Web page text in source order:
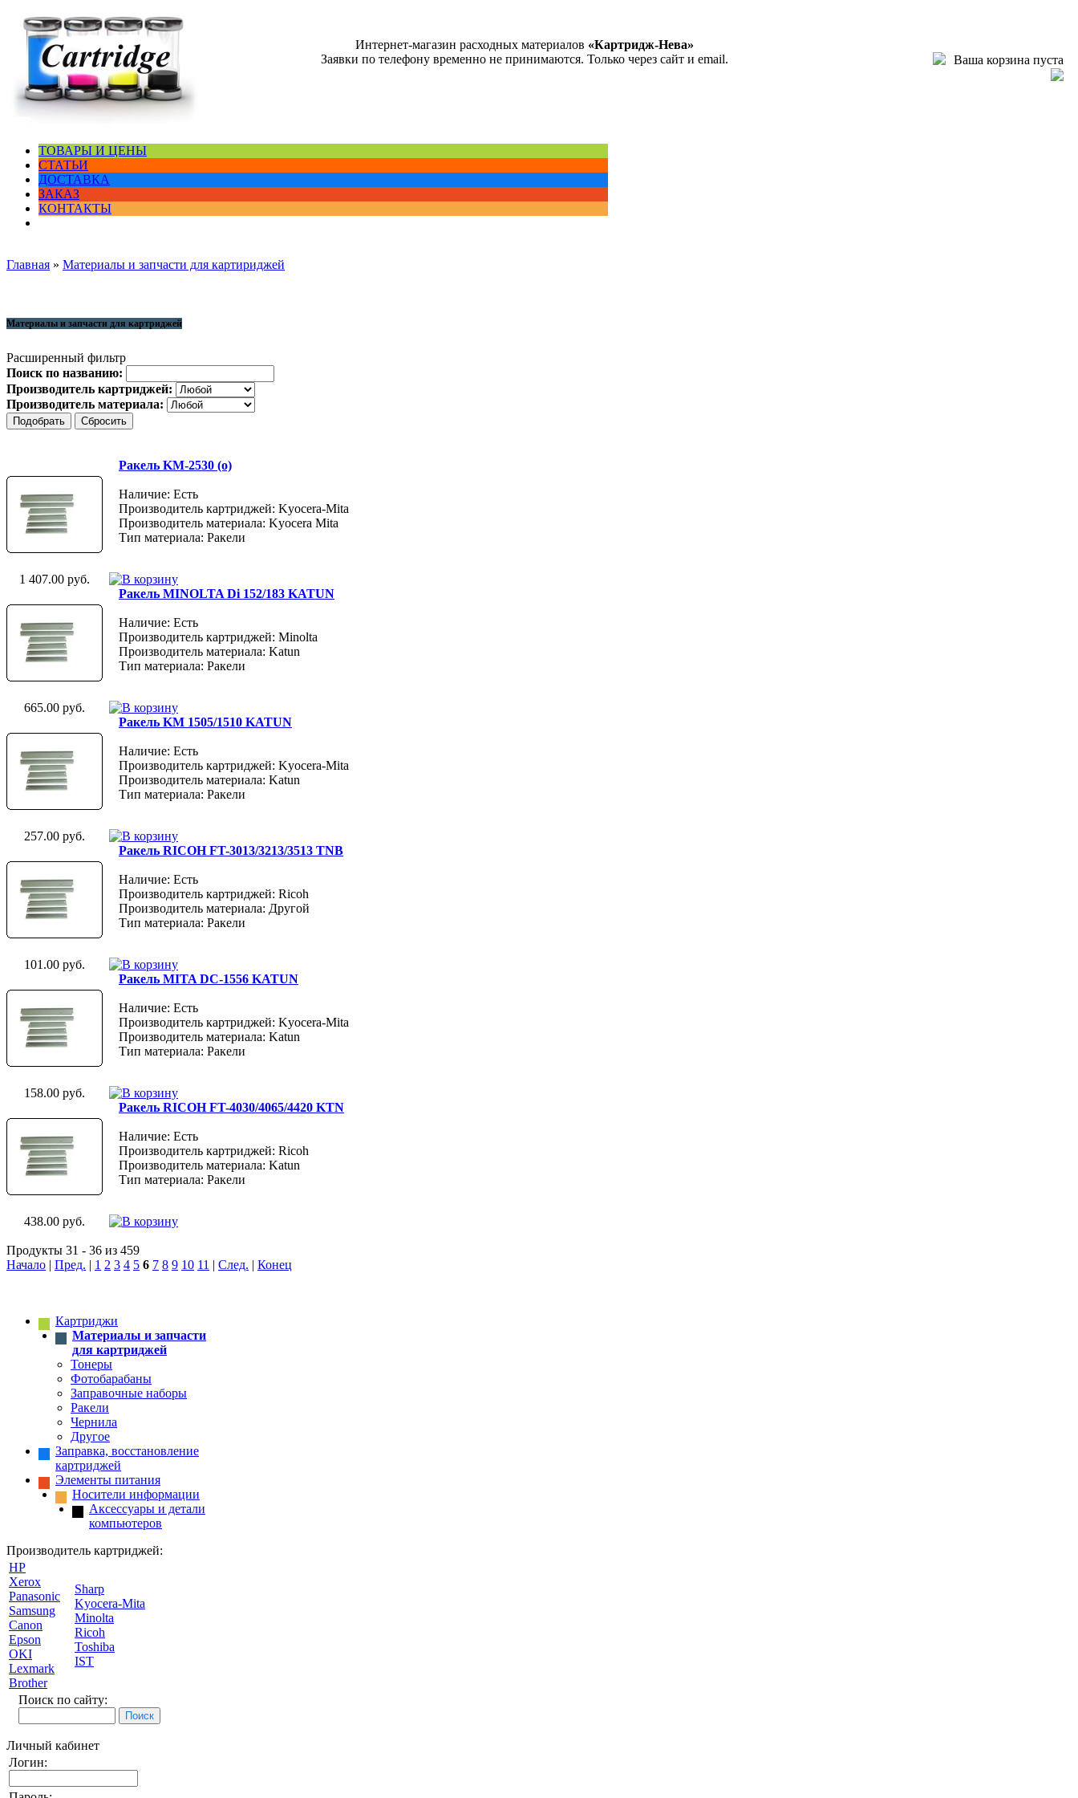
Интернет-магазин расходных материалов «Картридж-Нева»
Заявки по телефону временно не принимаются. Только через сайт и email.
Ваша корзина пуста
ТОВАРЫ И ЦЕНЫ
СТАТЬИ
ДОСТАВКА
ЗАКАЗ
КОНТАКТЫ
Главная » Материалы и запчасти для картириджей
Материалы и запчасти для картриджей
Расширенный фильтр
Поиск по названию:
Производитель картриджей:
Производитель материала:
Ракель KM-2530 (о)
Наличие: Есть
Производитель картриджей: Kyocera-Mita
Производитель материала: Kyocera Mita
Тип материала: Ракели
1 407.00 руб.
Ракель MINOLTA Di 152/183 KATUN
Наличие: Есть
Производитель картриджей: Minolta
Производитель материала: Katun
Тип материала: Ракели
665.00 руб.
Ракель KM 1505/1510 KATUN
Наличие: Есть
Производитель картриджей: Kyocera-Mita
Производитель материала: Katun
Тип материала: Ракели
257.00 руб.
Ракель RICOH FT-3013/3213/3513 TNB
Наличие: Есть
Производитель картриджей: Ricoh
Производитель материала: Другой
Тип материала: Ракели
101.00 руб.
Ракель MITA DC-1556 KATUN
Наличие: Есть
Производитель картриджей: Kyocera-Mita
Производитель материала: Katun
Тип материала: Ракели
158.00 руб.
Ракель RICOH FT-4030/4065/4420 KTN
Наличие: Есть
Производитель картриджей: Ricoh
Производитель материала: Katun
Тип материала: Ракели
438.00 руб.
Продукты 31 - 36 из 459
Начало | Пред. | 1 2 3 4 5 6 7 8 9 10 11 | След. | Конец
Картриджи
Материалы и запчасти
для картриджей
Тонеры
Фотобарабаны
Заправочные наборы
Ракели
Чернила
Другое
Заправка, восстановление
картриджей
Элементы питания
Носители информации
Аксессуары и детали
компьютеров
Производитель картриджей:
HP
Xerox
Panasonic
Samsung
Canon
Epson
OKI
Lexmark
Brother
Sharp
Kyocera-Mita
Minolta
Ricoh
Toshiba
IST
Поиск по сайту:
Личный кабинет
Логин: